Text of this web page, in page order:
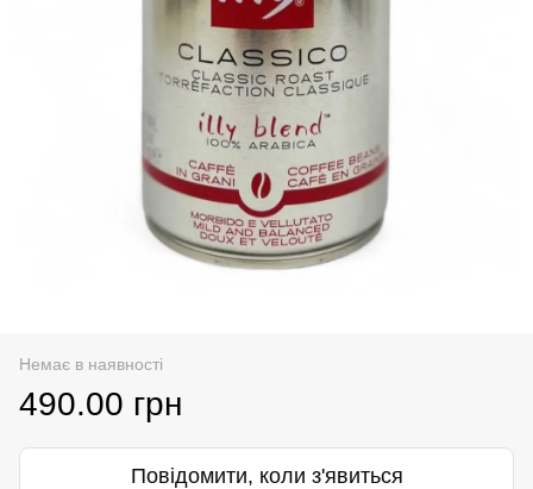
Немає в наявності
490.00 грн
Повідомити, коли з'явиться